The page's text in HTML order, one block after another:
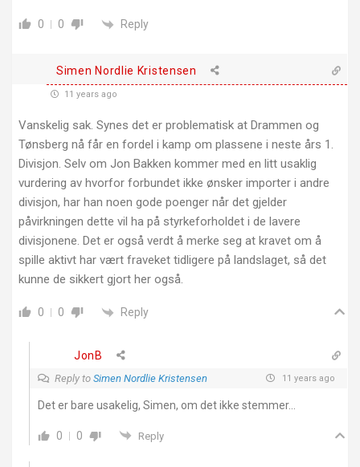
0 0 Reply
Simen Nordlie Kristensen
11 years ago
Vanskelig sak. Synes det er problematisk at Drammen og
Tønsberg nå får en fordel i kamp om plassene i neste års 1.
Divisjon. Selv om Jon Bakken kommer med en litt usaklig
vurdering av hvorfor forbundet ikke ønsker importer i andre
divisjon, har han noen gode poenger når det gjelder
påvirkningen dette vil ha på styrkeforholdet i de lavere
divisjonene. Det er også verdt å merke seg at kravet om å
spille aktivt har vært fraveket tidligere på landslaget, så det
kunne de sikkert gjort her også.
0 0 Reply
JonB
Reply to Simen Nordlie Kristensen 11 years ago
Det er bare usakelig, Simen, om det ikke stemmer…
0 0 Reply